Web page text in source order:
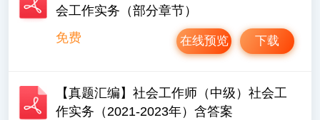
会工作实务（部分章节）
免费
下载
在线预览
【真题汇编】社会工作师（中级）社会工
作实务（2021-2023年）含答案